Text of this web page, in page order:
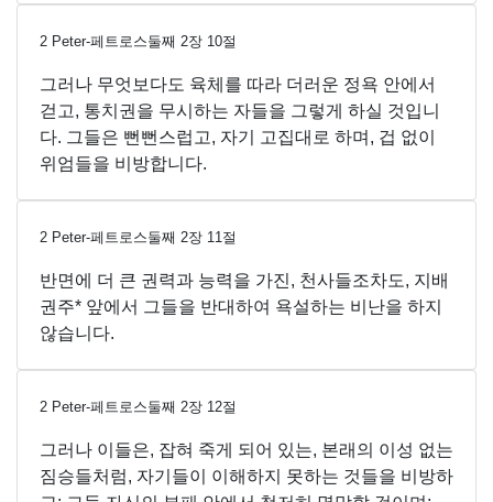
2 Peter-페트로스둘째 2장 10절
그러나 무엇보다도 육체를 따라 더러운 정욕 안에서
걷고, 통치권을 무시하는 자들을 그렇게 하실 것입니
다. 그들은 뻔뻔스럽고, 자기 고집대로 하며, 겁 없이
위엄들을 비방합니다.
2 Peter-페트로스둘째 2장 11절
반면에 더 큰 권력과 능력을 가진, 천사들조차도, 지배
권주* 앞에서 그들을 반대하여 욕설하는 비난을 하지
않습니다.
2 Peter-페트로스둘째 2장 12절
그러나 이들은, 잡혀 죽게 되어 있는, 본래의 이성 없는
짐승들처럼, 자기들이 이해하지 못하는 것들을 비방하